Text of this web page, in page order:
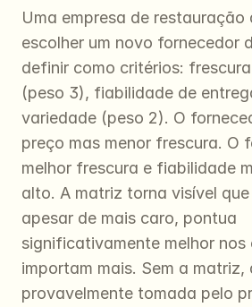
Uma empresa de restauração
escolher um novo fornecedor
definir como critérios:
(peso 3), fiabilidade de
variedade (peso 2). O
preço mas menor frescura. O
melhor frescura e fiabilidade
alto. A matriz torna visível
apesar de mais caro, pontua
significativamente melhor nos
importam mais. Sem a matriz,
provavelmente tomada pelo